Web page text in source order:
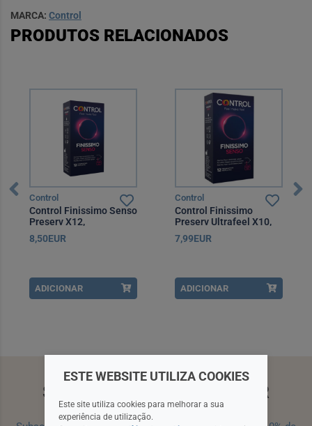
MARCA: Control
PRODUTOS RELACIONADOS
Control
Control Finissimo Senso
Preserv X12,
8,50EUR
ADICIONAR
Control
Control Finissimo
Preserv Ultrafeel X10,
7,99EUR
ADICIONAR
SUBSCREVA A NEWSLETTER
ESTE WEBSITE UTILIZA COOKIES
Este site utiliza cookies para melhorar a sua
experiência de utilização.